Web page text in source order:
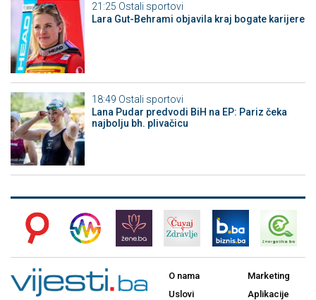
21:25 Ostali sportovi
Lara Gut-Behrami objavila kraj bogate karijere
18:49 Ostali sportovi
Lana Pudar predvodi BiH na EP: Pariz čeka
najbolju bh. plivačicu
O nama
Uslovi
Marketing
Aplikacije